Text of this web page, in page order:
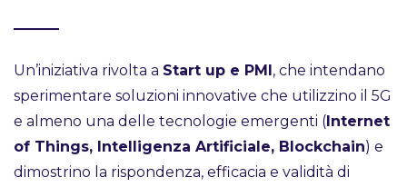
Un’iniziativa rivolta a Start up e PMI, che intendano
sperimentare soluzioni innovative che utilizzino il 5G
e almeno una delle tecnologie emergenti (Internet
of Things, Intelligenza Artificiale, Blockchain) e
dimostrino la rispondenza, efficacia e validità di